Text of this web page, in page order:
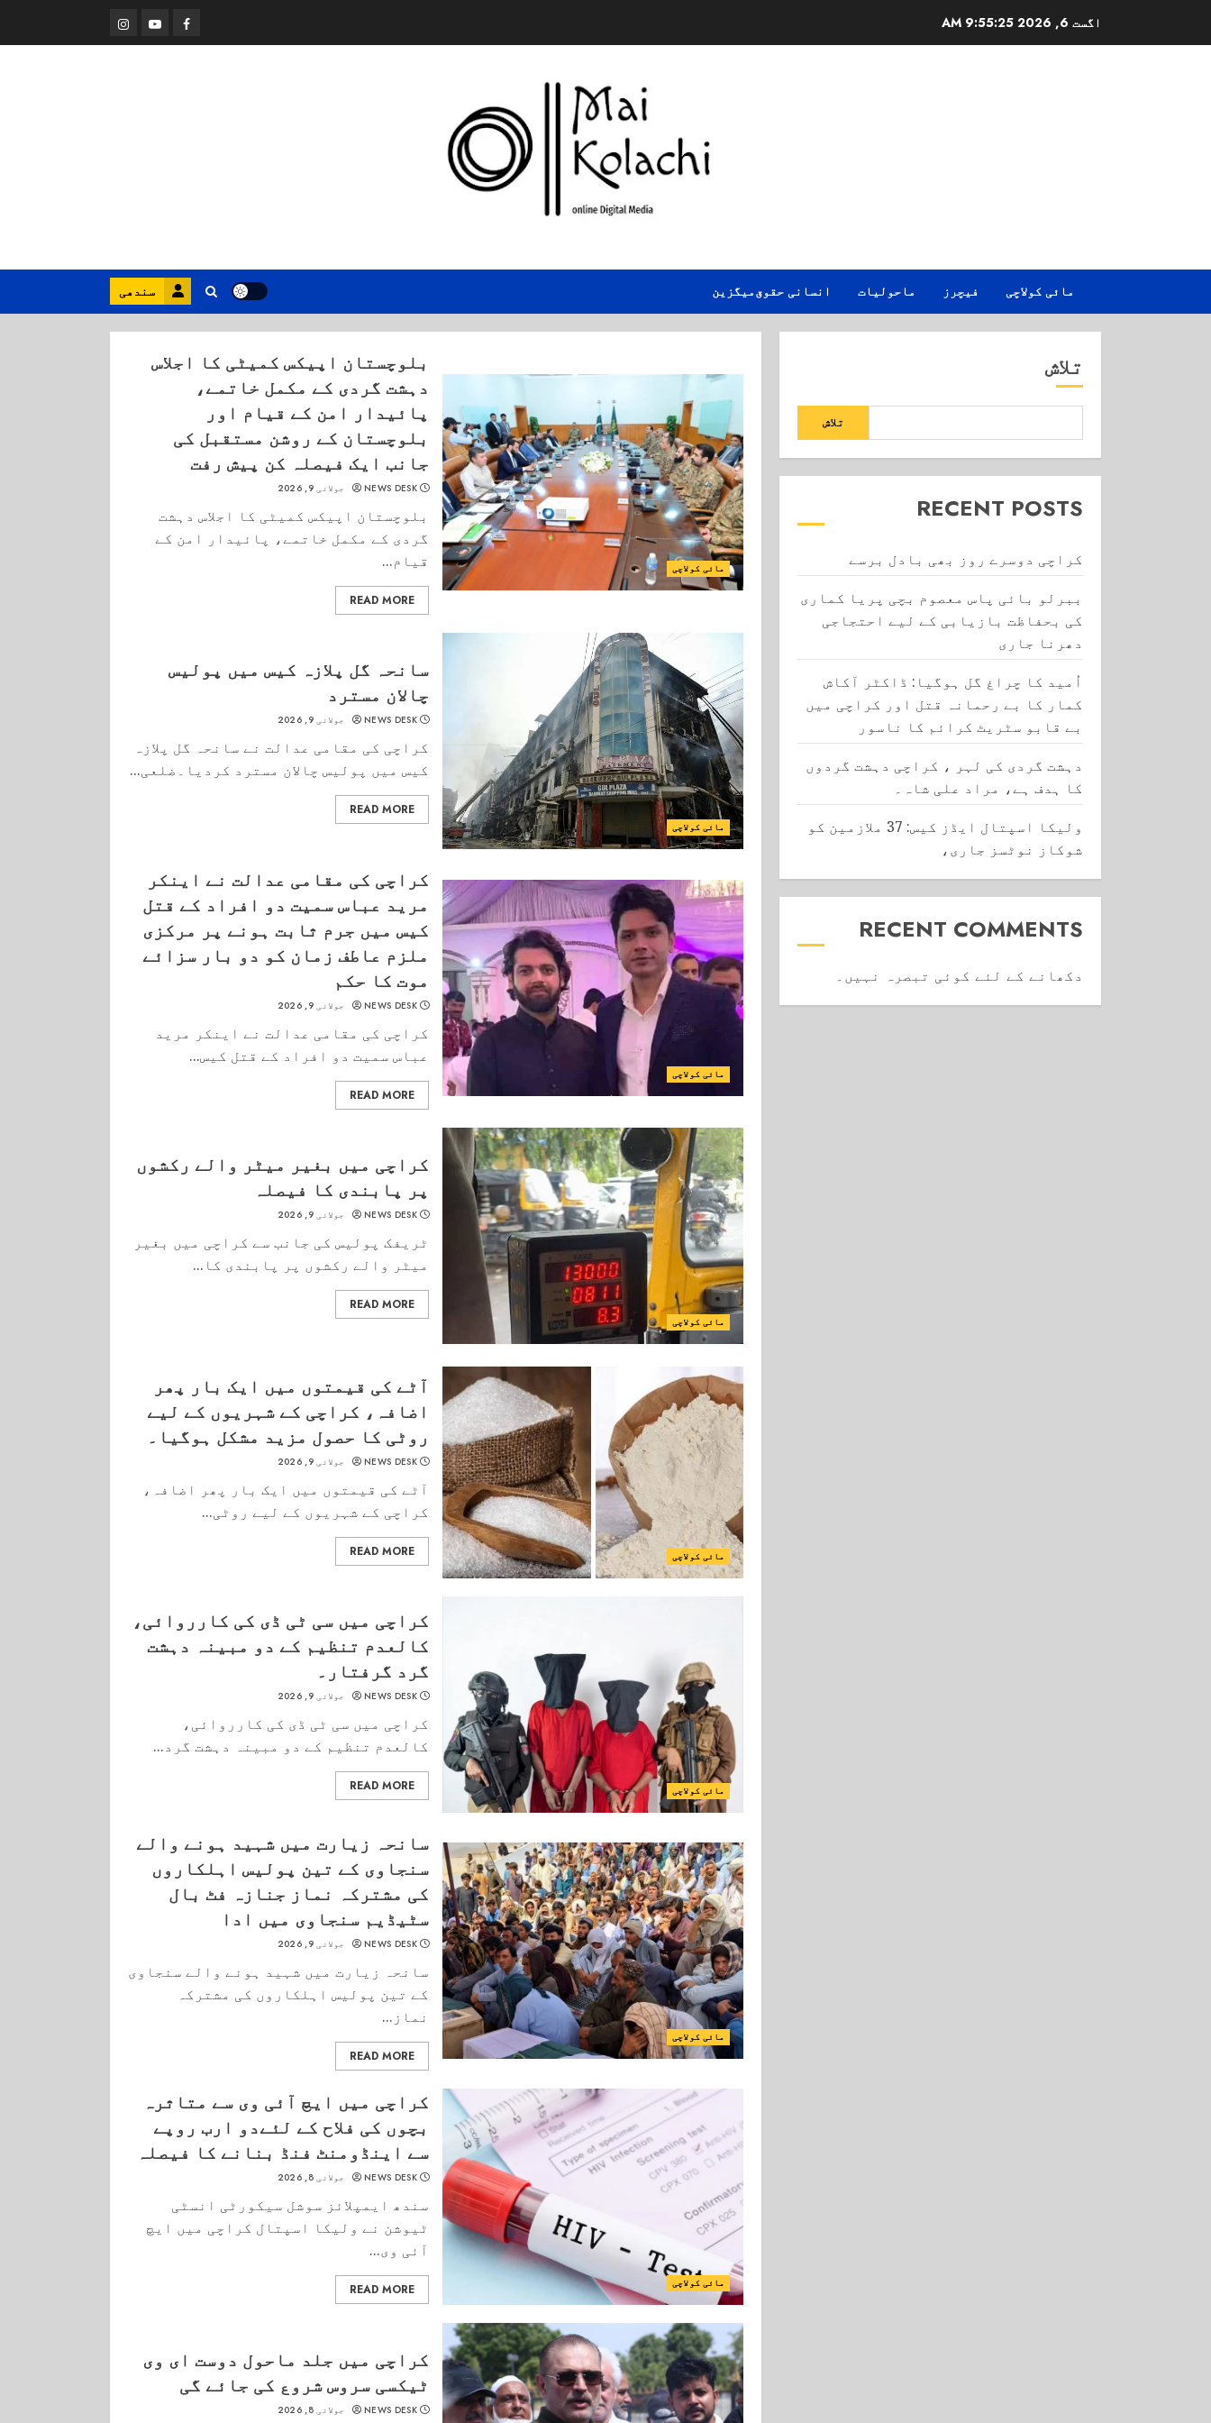
اگست 6, 2026 9:55:26 AM
Facebook
Youtube
Instagram
مائی کولاچی فیچرز ماحولیات انسانی حقوقمیگزین سندھی
مائی کولاچی
بلوچستان اپیکس کمیٹی کا اجلاس
دہشت گردی کے مکمل خاتمے،
پائیدار امن کے قیام اور
بلوچستان کے روشن مستقبل کی
جانب ایک فیصلہ کن پیش رفت
NEWS DESK جولائی 9, 2026
بلوچستان اپیکس کمیٹی کا اجلاس دہشت
گردی کے مکمل خاتمے، پائیدار امن کے
قیام...
READ MORE
مائی کولاچی
سانحہ گل پلازہ کیس میں پولیس
چالان مسترد
NEWS DESK جولائی 9, 2026
کراچی کی مقامی عدالت نے سانحہ گل پلازہ
کیس میں پولیس چالان مسترد کردیا۔ضلعی...
READ MORE
مائی کولاچی
کراچی کی مقامی عدالت نے اینکر
مرید عباس سمیت دو افراد کے قتل
کیس میں جرم ثابت ہونے پر مرکزی
ملزم عاطف زمان کو دو بار سزائے
موت کا حکم
NEWS DESK جولائی 9, 2026
کراچی کی مقامی عدالت نے اینکر مرید
عباس سمیت دو افراد کے قتل کیس...
READ MORE
مائی کولاچی
کراچی میں بغیر میٹر والے رکشوں
پر پابندی کا فیصلہ
NEWS DESK جولائی 9, 2026
ٹریفک پولیس کی جانب سے کراچی میں بغیر
میٹر والے رکشوں پر پابندی کا...
READ MORE
مائی کولاچی
آٹے کی قیمتوں میں ایک بار پھر
اضافہ، کراچی کے شہریوں کے لیے
روٹی کا حصول مزید مشکل ہوگیا۔
NEWS DESK جولائی 9, 2026
آٹے کی قیمتوں میں ایک بار پھر اضافہ،
کراچی کے شہریوں کے لیے روٹی...
READ MORE
مائی کولاچی
کراچی میں سی ٹی ڈی کی کارروائی،
کالعدم تنظیم کے دو مبینہ دہشت
گرد گرفتار۔
NEWS DESK جولائی 9, 2026
کراچی میں سی ٹی ڈی کی کارروائی،
کالعدم تنظیم کے دو مبینہ دہشت گرد...
READ MORE
مائی کولاچی
سانحہ زیارت میں شہید ہونے والے
سنجاوی کے تین پولیس اہلکاروں
کی مشترکہ نماز جنازہ فٹ بال
سٹیڈیم سنجاوی میں ادا
NEWS DESK جولائی 9, 2026
سانحہ زیارت میں شہید ہونے والے سنجاوی
کے تین پولیس اہلکاروں کی مشترکہ
نماز...
READ MORE
مائی کولاچی
کراچی میں ایچ آئی وی سے متاثرہ
بچوں کی فلاح کے لئےدو ارب روپے
سے اینڈومنٹ فنڈ بنانے کا فیصلہ
NEWS DESK جولائی 8, 2026
سندھ ایمپلائز سوشل سیکورٹی انسٹی
ٹیوشن نے ولیکا اسپتال کراچی میں ایچ
آئی وی...
READ MORE
کراچی میں جلد ماحول دوست ای وی
ٹیکسی سروس شروع کی جائے گی
NEWS DESK جولائی 8, 2026
تلاش
تلاش
RECENT POSTS
کراچی دوسرے روز بھی بادل برسے
ببرلو بائی پاس معصوم بچی پریا کماری
کی بحفاظت بازیابی کے لیے احتجاجی
دھرنا جاری
اُمید کا چراغ گل ہوگیا: ڈاکٹر آکاش
کمار کا بے رحمانہ قتل اور کراچی میں
بے قابو سٹریٹ کرائم کا ناسور
دہشت گردی کی لہر ، کراچی دہشت گردوں
کا ہدف ہے، مراد علی شاہ۔
ولیکا اسپتال ایڈز کیس: 37 ملازمین کو
شوکاز نوٹسز جاری،
RECENT COMMENTS
دکھانے کے لئے کوئی تبصرہ نہیں۔